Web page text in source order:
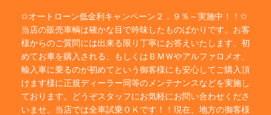
✩オートローン低金利キャンペーン２．９％～実施中！！✩
当店の販売車輌は確かな目で吟味したものばかりです。お客
様からのご質問には出来る限り丁寧にお答えいたします。初
めてお車を購入される、もしくはＢＭＷやアルファロメオ、
輸入車に乗るのが初めてという御客様にも安心してご購入頂
けます様に正規ディーラー同等のメンテナンスなどを実施し
ております。どうぞスタッフにお気軽にお問い合わせくださ
いませ。当店では全車試乗ＯＫです！！現在、地方の御客様